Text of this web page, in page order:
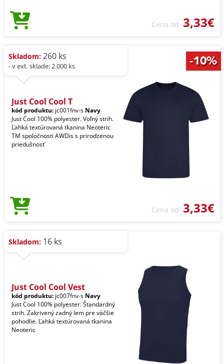
Cena od 3,33€
Skladom: 260 ks
- v ext. sklade: 2.000 ks
Just Cool Cool T
kód produktu: jc001fnv-s Navy
Just Cool 100% polyester. Voľný strih.
Ľahká textúrovaná tkanina Neoteric
TM spoločnosti AWDis s prirodzenou
priedušnosť
Cena od 3,33€
Skladom: 16 ks
Just Cool Cool Vest
kód produktu: jc007fnv-s Navy
Just Cool 100% polyester. Štandardný
strih. Zakrivený zadný lem pre väčšie
pohodlie. Ľahká textúrovaná tkanina
Neoteric